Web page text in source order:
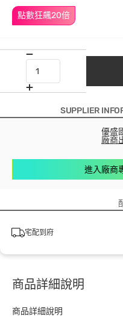
點數狂飆20倍
SUPPLIER
優盛
廠商
進入廠商
宅配到府
商品詳細說明
商品詳細說明